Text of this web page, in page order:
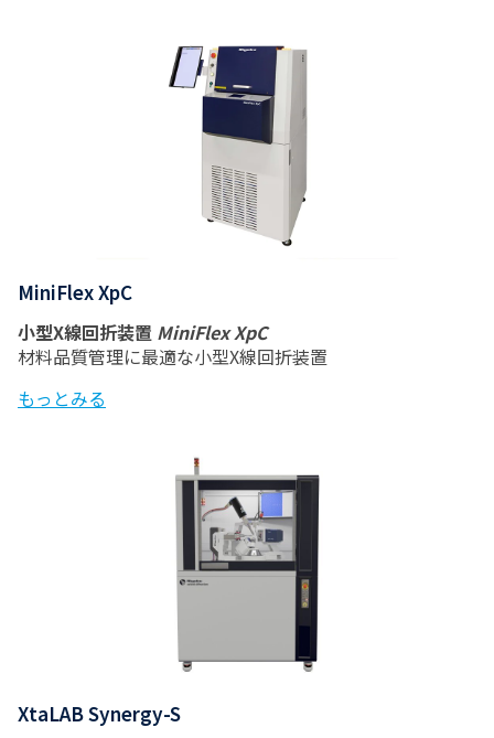
MiniFlex XpC
小型X線回折装置 MiniFlex XpC
材料品質管理に最適な小型X線回折装置
もっとみる
XtaLAB Synergy-S